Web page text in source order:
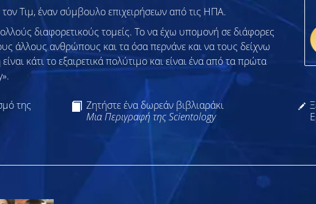
τον Τιμ, έναν σύμβουλο επιχειρήσεων από τις ΗΠΑ.
διαφορετικούς τομείς. Το να έχω υπομονή σε διάφορες
άλλους ανθρώπους και τα όσα περνάνε και να τους δείχνω
κάτι το εξαιρετικά πολύτιμο και είναι ένα από τα πρώτα
της
Ζητήστε ένα δωρεάν βιβλιαράκι
Μια Περιγραφή της Scientology